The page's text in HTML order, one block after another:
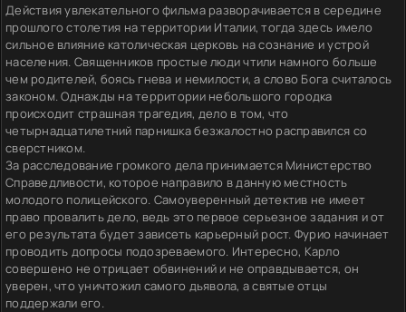
Действия увлекательного фильма разворачивается в середине
прошлого столетия на территории Италии, тогда здесь имело
сильное влияние католическая церковь на сознание и устрой
населения. Священников простые люди чтили намного больше
чем родителей, боясь гнева и немилости, а слово Бога считалось
законом. Однажды на территории небольшого городка
происходит страшная трагедия, дело в том, что
четырнадцатилетний парнишка безжалостно расправился со
сверстником.
За расследование громкого дела принимается Министерство
Справедливости, которое направило в данную местность
молодого полицейского. Самоуверенный детектив не имеет
право провалить дело, ведь это первое серьезное задания и от
его результата будет зависеть карьерный рост. Фурио начинает
проводить допросы подозреваемого. Интересно, Карло
совершено не отрицает обвинений и не оправдывается, он
уверен, что уничтожил самого дьявола, а святые отцы
поддержали его.